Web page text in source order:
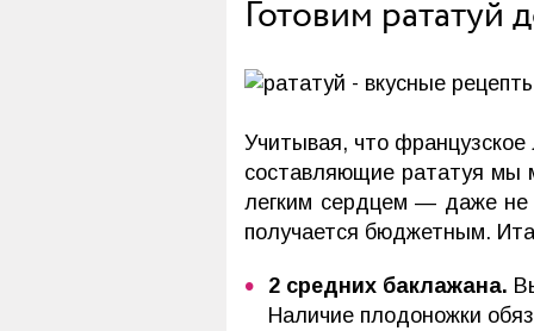
Готовим рататуй
Учитывая, что
составляющие рататуя мы
легким сердцем — даже не
получается бюджетным.
2 средних баклажана.
Наличие плодоножки